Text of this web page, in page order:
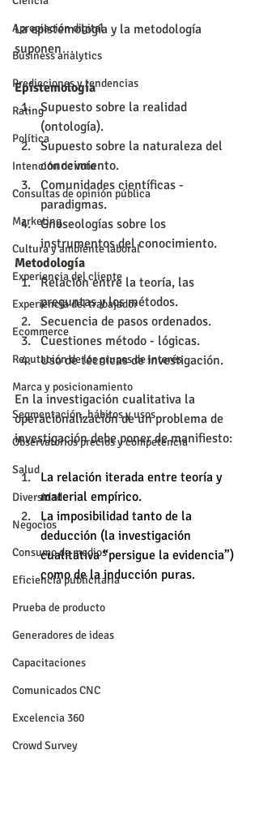
Apropiación digital
Business analytics
Predicciones y tendencias
Rating
Política
Intención de voto
Consultas de opinión pública
Marketing
Cultura y ambiente laboral
Experiencia del cliente
Experiencia del trabajador
Ecommerce
Reputación de los grupos de interés
Marca y posicionamiento
Segmentación, hábitos y usos
Observatorios precios y competencia
Salud
Diversidad
Negocios
Consumo de medios
Eficiencia publicitaria
Prueba de producto
Generadores de ideas
Capacitaciones
Comunicados CNC
Excelencia 360
Crowd Survey
La epistemología y la metodología
suponen…
Epistemología
Supuesto sobre la realidad
(ontología).
Supuesto sobre la naturaleza del
conocimiento.
Comunidades científicas -
paradigmas.
Gnoseologías sobre los
instrumentos del conocimiento.
Metodología
Relación entre la teoría, las
preguntas y los métodos.
Secuencia de pasos ordenados.
Cuestiones método - lógicas.
Uso de técnicas de investigación.
En la investigación cualitativa la
operacionalización de un problema de
investigación debe poner de manifiesto:
La relación iterada entre teoría y
material empírico.
La imposibilidad tanto de la
deducción (la investigación
cualitativa “persigue la evidencia”)
como de la inducción puras.